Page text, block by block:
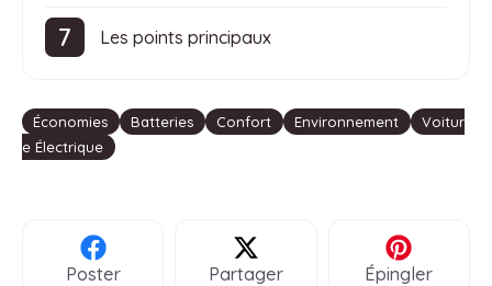
Les points principaux
Étiquettes
Économies Batteries Confort Environnement
Voitur
e Électrique
Poster Partager Épingler